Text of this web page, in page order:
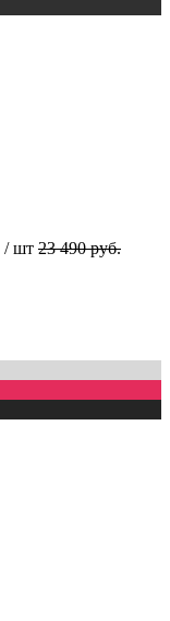
/ шт 23 490 руб.